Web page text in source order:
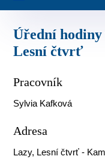
vyřídit
Úřední hodiny v místní části Lazy,
Lesní čtvrť
Pracovník
Sylvia Kafková
Adresa
Lazy, Lesní čtvrť -